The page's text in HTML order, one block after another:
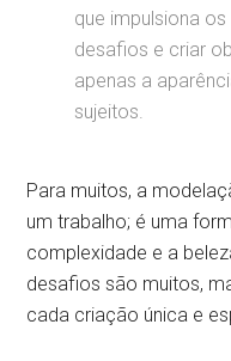
que impulsiona
desafios e criar
apenas a
sujeitos.
Para muitos, a
um trabalho; é uma
complexidade e a
desafios são muitos,
cada criação única e